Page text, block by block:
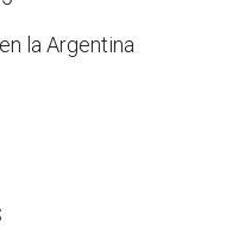
la Argentina